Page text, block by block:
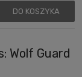
DO KOSZYKA
Wolf Guard